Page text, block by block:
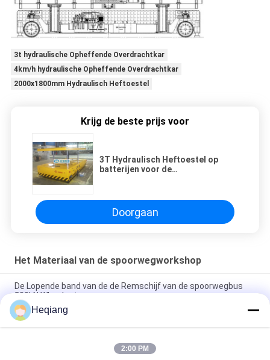
3t hydraulische Opheffende Overdrachtkar
4km/h hydraulische Opheffende Overdrachtkar
2000x1800mm Hydraulisch Heftoestel
Krijg de beste prijs voor
3T Hydraulisch Heftoestel op
batterijen voor de
Doorgaan
Het Materiaal van de spoorwegworkshop
De Lopende band van de de Remschijf van de spoorwegbus
500kN Wheelset
135Nm de Bout van de torsiespoorweg Automatische het
Aanhalen Machine
Het voortbewegingsmateriaal van de Spoorwegworkshop, de
Heqiang
2:00 PM